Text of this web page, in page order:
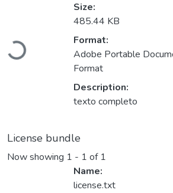
Loading...
Size:
485.44 KB
Format:
Adobe Portable
Format
Description:
texto completo
License bundle
Now showing 1 - 1 of 1
Name:
license.txt